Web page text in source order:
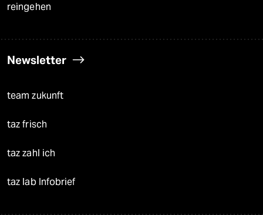
reingehen
Newsletter
team zukunft
taz frisch
taz zahl ich
taz lab Infobrief